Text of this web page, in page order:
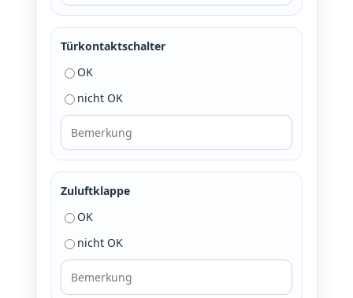
Türkontaktschalter
OK
nicht OK
Zuluftklappe
OK
nicht OK